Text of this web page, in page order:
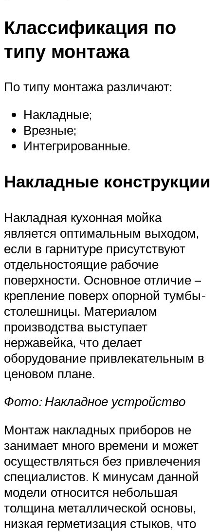
Классификация по
типу монтажа
По типу монтажа различают:
Накладные;
Врезные;
Интегрированные.
Накладные конструкции
Накладная кухонная мойка
является оптимальным выходом,
если в гарнитуре присутствуют
отдельностоящие рабочие
поверхности. Основное отличие –
крепление поверх опорной тумбы-
столешницы. Материалом
производства выступает
нержавейка, что делает
оборудование привлекательным в
ценовом плане.
Фото: Накладное устройство
Монтаж накладных приборов не
занимает много времени и может
осуществляться без привлечения
специалистов. К минусам данной
модели относится небольшая
толщина металлической основы,
низкая герметизация стыков, что